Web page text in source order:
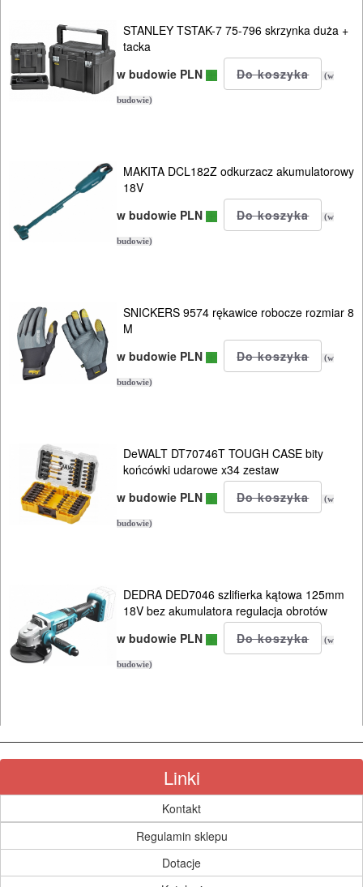
URZĄDZENIA
ROZRUCHOWE
PROSTOWNIKI
AGREGATY
PRĄDOWE
ODZIEŻ
BHP
SPRZĘT
AGD
NARZĘDZIA
PILARKI-
KOSIARKI-
KOSY
STANLEY TSTAK-7 75-796 skrzynka duża +
tacka
w budowie PLN
(w
budowie)
MAKITA DCL182Z odkurzacz akumulatorowy
18V
w budowie PLN
(w
budowie)
SNICKERS 9574 rękawice robocze rozmiar 8
M
w budowie PLN
(w
budowie)
DeWALT DT70746T TOUGH CASE bity
końcówki udarowe x34 zestaw
w budowie PLN
(w
budowie)
DEDRA DED7046 szlifierka kątowa 125mm
18V bez akumulatora regulacja obrotów
w budowie PLN
(w
budowie)
Linki
Kontakt
Regulamin sklepu
Dotacje